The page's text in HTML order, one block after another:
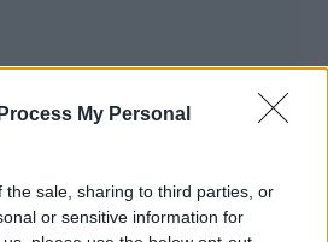
My Personal
the sale, sharing to third parties, or
or sensitive information for